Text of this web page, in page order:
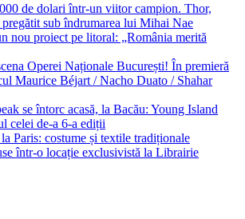
de dolari într-un viitor campion. Thor,
sub îndrumarea lui Mihai Nae
nou proiect pe litoral: „România merită
Operei Naționale București! În premieră
Maurice Béjart / Nacho Duato / Shahar
se întorc acasă, la Bacău: Young Island
celei de-a 6-a ediții
Paris: costume și textile tradiționale
într-o locație exclusivistă la Librairie